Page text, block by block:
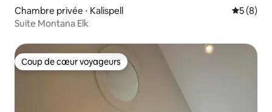
Chambre privée ⋅ Kalispell
5 (8)
Suite Montana Elk
Coup de cœur voyageurs
Coup de cœur voyageurs